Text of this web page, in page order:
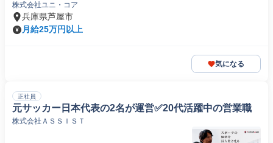
株式会社ユニ・コア
兵庫県芦屋市
月給25万円以上
気になる
正社員
元サッカー日本代表の2名が運営✅️20代活躍中の営業職
株式会社ＡＳＳＩＳＴ